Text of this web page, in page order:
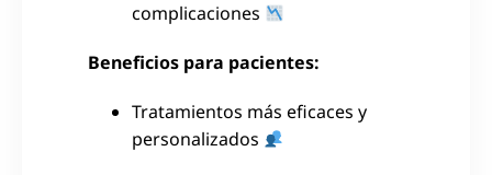
complicaciones
Beneficios para pacientes:
Tratamientos más eficaces y
personalizados